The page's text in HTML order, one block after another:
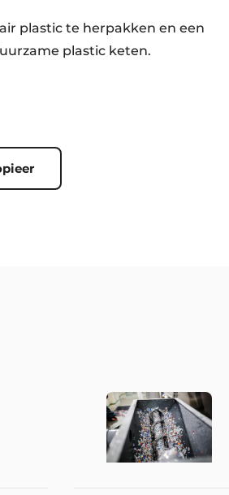
plastic te herpakken en een
plastic keten.